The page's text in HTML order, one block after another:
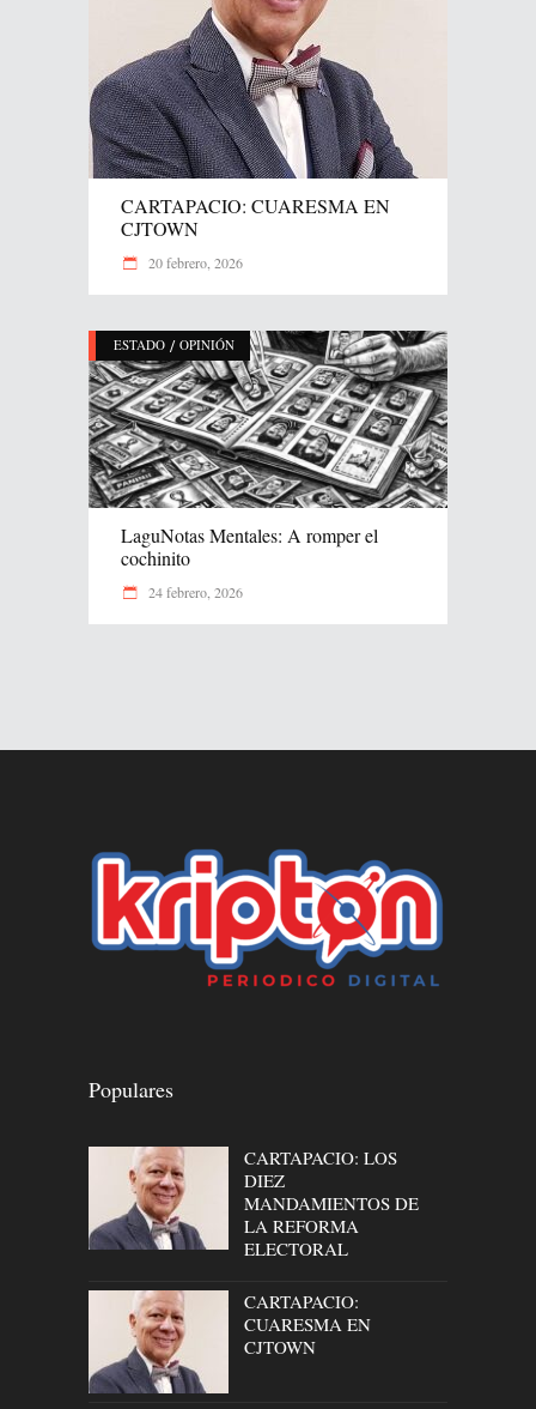
CARTAPACIO: CUARESMA EN
CJTOWN
20 febrero, 2026
ESTADO / OPINIÓN
LaguNotas Mentales: A romper el
cochinito
24 febrero, 2026
Populares
CARTAPACIO: LOS
DIEZ
MANDAMIENTOS DE
LA REFORMA
ELECTORAL
CARTAPACIO:
CUARESMA EN
CJTOWN